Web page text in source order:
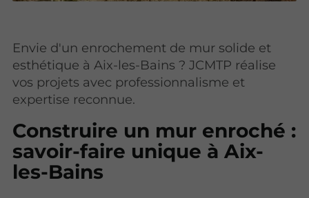
Envie d'un enrochement de mur solide et
esthétique à Aix-les-Bains ? JCMTP réalise
vos projets avec professionnalisme et
expertise reconnue.
Construire un mur enroché :
savoir-faire unique à Aix-
les-Bains